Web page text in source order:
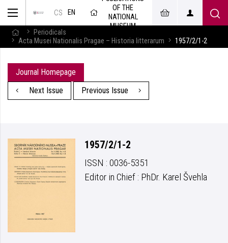
CS EN
OF THE
NATIONAL
MUSEUM
Periodicals
Acta Musei Nationalis Pragae – Historia litterarum
1957/2/1-2
Journal Homepage
Next Issue
Previous Issue
1957/2/1-2
ISSN : 0036-5351
Editor in Chief : PhDr. Karel Švehla